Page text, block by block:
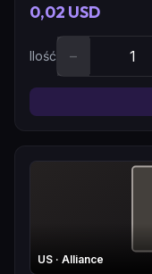
0,02 USD
Ilość −
US · Alliance